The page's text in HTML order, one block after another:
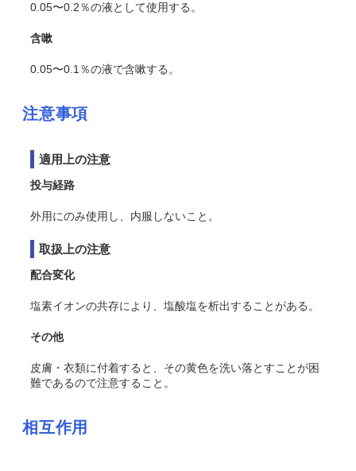
0.05〜0.2％の液として使用する。
含嗽
0.05〜0.1％の液で含嗽する。
注意事項
適用上の注意
投与経路
外用にのみ使用し、内服しないこと。
取扱上の注意
配合変化
塩素イオンの共存により、塩酸塩を析出することがある。
その他
皮膚・衣類に付着すると、その黄色を洗い落とすことが困
難であるので注意すること。
相互作用